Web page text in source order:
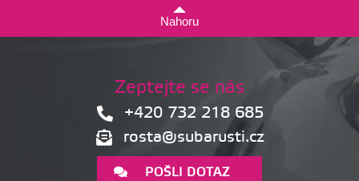
Nahoru
Zeptejte se nás
+420 732 218 685
rosta@subarusti.cz
POŠLI DOTAZ